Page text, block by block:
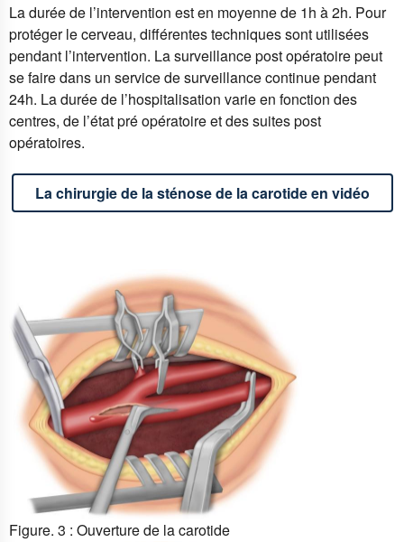
La durée de l’intervention est en moyenne de 1h à 2h. Pour
protéger le cerveau, différentes techniques sont utilisées
pendant l’intervention. La surveillance post opératoire peut
se faire dans un service de surveillance continue pendant
24h. La durée de l’hospitalisation varie en fonction des
centres, de l’état pré opératoire et des suites post
opératoires.
La chirurgie de la sténose de la carotide en vidéo
Figure. 3 : Ouverture de la carotide